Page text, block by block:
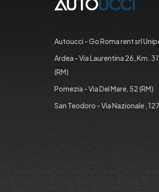
Autoucci - Go Roma rent srl
Ardea - Via Laurentina 26, Km.
(RM)
Pomezia - Via Del Mare, 52 (RM)
San Teodoro - Via Nazionale ,